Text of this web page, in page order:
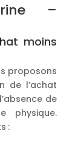
–
moins
proposons
de l’achat
de
physique.
: